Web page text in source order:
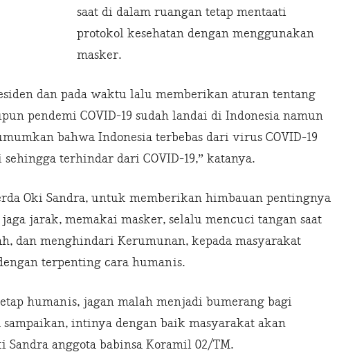
saat di dalam ruangan tetap mentaati
protokol kesehatan dengan menggunakan
masker.
dan pada waktu lalu memberikan aturan tentang
pendemi COVID-19 sudah landai di Indonesia namun
bahwa Indonesia terbebas dari virus COVID-19
terhindar dari COVID-19,” katanya.
Oki Sandra, untuk memberikan himbauan pentingnya
jarak, memakai masker, selalu mencuci tangan saat
dan menghindari Kerumunan, kepada masyarakat
terpenting cara humanis.
humanis, jagan malah menjadi bumerang bagi
intinya dengan baik masyarakat akan
Sandra anggota babinsa Koramil 02/TM.